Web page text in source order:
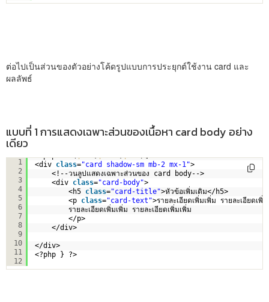
ต่อไปเป็นส่วนของตัวอย่างโค้ดรูปแบบการประยุกต์ใช้งาน card และ
ผลลัพธ์
แบบที่ 1 การแสดงเฉพาะส่วนของเนื้อหา card body อย่าง
เดียว
1
2
3
4
5
6
7
8
9
10
11
12
<div class="card shadow-sm mb-2 mx-1">
<!--วนลูปแสดงเฉพาะส่วนของ card body-->
<div class="card-body">
<h5 class="card-title">หัวข้อเพิ่มเติม</h5>
<p class="card-text">รายละเอียดเพิ่มเพิ่ม รายละเอียดเพิ่
รายละเอียดเพิ่มเพิ่ม รายละเอียดเพิ่มเพิ่ม
</p>
</div>
</div>
<?php } ?>